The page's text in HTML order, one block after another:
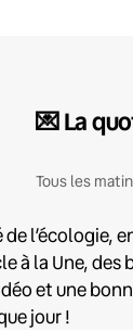
💌 La
Tous les
l’écologie,
à la Une, des
et une
jour !